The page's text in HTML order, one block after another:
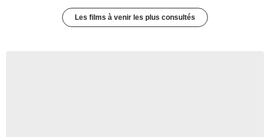
Les films à venir les plus consultés